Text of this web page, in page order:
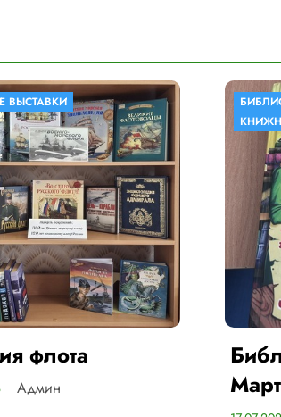
В КНИГАХ
ВЫСТАВКИ
тетушки